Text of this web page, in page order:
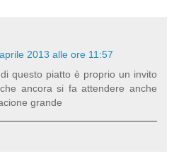
2013 alle ore 11:57
questo piatto è proprio un invito
ancora si fa attendere anche
grande